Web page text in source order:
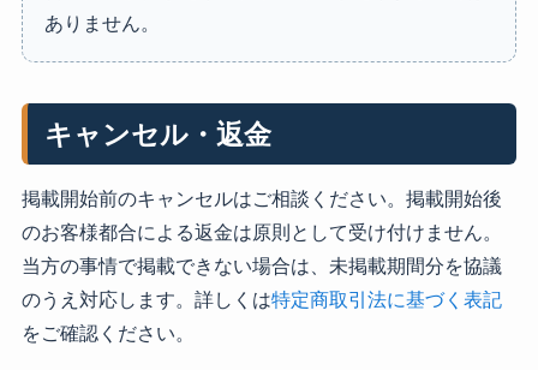
ありません。
キャンセル・返金
掲載開始前のキャンセルはご相談ください。掲載開始後
のお客様都合による返金は原則として受け付けません。
当方の事情で掲載できない場合は、未掲載期間分を協議
のうえ対応します。詳しくは特定商取引法に基づく表記
をご確認ください。